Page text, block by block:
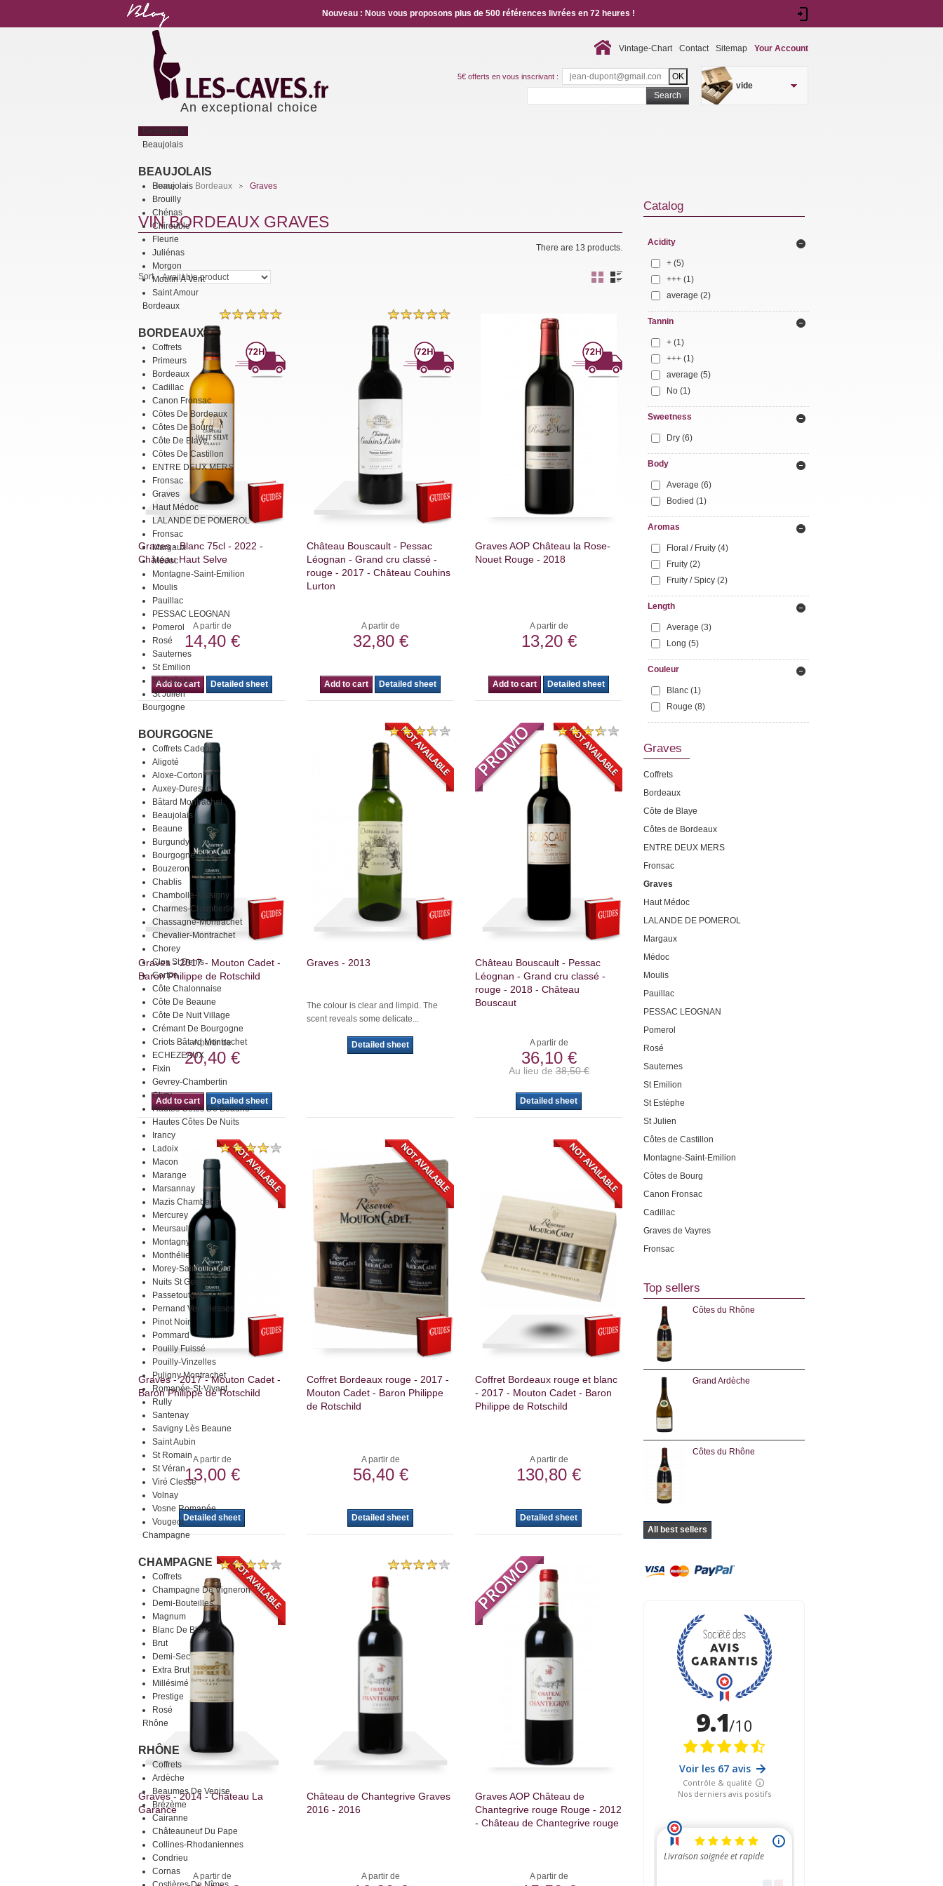
An exceptional choice
Bestsellers
Beaujolais
BEAUJOLAIS
Beaujolais
Brouilly
Chénas
Chirouble
Fleurie
Juliénas
Morgon
Moulin À Vent
Saint Amour
Bordeaux
BORDEAUX
Coffrets
Primeurs
Bordeaux
Cadillac
Canon Fronsac
Côtes De Bordeaux
Côtes De Bourg
Côte De Blaye
Côtes De Castillon
ENTRE DEUX MERS
Fronsac
Graves
Haut Médoc
LALANDE DE POMEROL
Fronsac
Margaux
Médoc
Montagne-Saint-Emilion
Moulis
Pauillac
PESSAC LEOGNAN
Pomerol
Rosé
Sauternes
St Emilion
St Estèphe
St Julien
Bourgogne
BOURGOGNE
Coffrets Cadeaux
Aligoté
Aloxe-Corton
Auxey-Duresses
Bâtard Montrachet
Beaujolais
Beaune
Burgundy
Bourgogne Rosé
Bouzeron
Chablis
Chambolle-Musigny
Charmes-Chambertin
Chassagne-Montrachet
Chevalier-Montrachet
Chorey
Clos St Denis
Corton
Côte Chalonnaise
Côte De Beaune
Côte De Nuit Village
Crémant De Bourgogne
Criots Bâtard Montrachet
ECHEZEAUX
Fixin
Gevrey-Chambertin
Givry
Hautes Côtes De Beaune
Hautes Côtes De Nuits
Irancy
Ladoix
Macon
Marange
Marsannay
Mazis Chambertin
Mercurey
Meursault
Montagny
Monthélie
Morey-Saint-Denis
Nuits St Georges
Passetoutgrain
Pernand Vergelesses
Pinot Noir
Pommard
Pouilly Fuissé
Pouilly-Vinzelles
Puligny Montrachet
Romanée-St-Vivant
Rully
Santenay
Savigny Lès Beaune
Saint Aubin
St Romain
St Véran
Viré Clessé
Volnay
Vosne Romanée
Vougeot
Champagne
CHAMPAGNE
Coffrets
Champagne De Vigneron
Demi-Bouteilles
Magnum
Blanc De Blanc
Brut
Demi-Sec
Extra Brut
Millésimé
Prestige
Rosé
Rhône
RHÔNE
Coffrets
Ardèche
Beaumes De Venise
Brézème
Cairanne
Châteauneuf Du Pape
Collines-Rhodaniennes
Condrieu
Cornas
vide
Vintage-Chart Contact Sitemap Your Account
Nouveau : Nous vous proposons plus de 500 références livrées en 72 heures !
Search
5€ offerts en vous inscrivant :
Home
Bordeaux
Graves
VIN BORDEAUX GRAVES
There are 13 products.
Sort
Graves - Blanc 75cl - 2022 -
Château Haut Selve
A partir de
14,40 €
Add to cart Detailed sheet
Château Bouscault - Pessac
Léognan - Grand cru classé -
rouge - 2017 - Château Couhins
Lurton
A partir de
32,80 €
Add to cart Detailed sheet
Graves AOP Château la Rose-
Nouet Rouge - 2018
A partir de
13,20 €
Add to cart Detailed sheet
Graves - 2017 - Mouton Cadet -
Baron Philippe de Rotschild
A partir de
20,40 €
Add to cart Detailed sheet
Graves - 2013
The colour is clear and limpid. The
scent reveals some delicate...
Detailed sheet
Château Bouscault - Pessac
Léognan - Grand cru classé -
rouge - 2018 - Château
Bouscaut
A partir de
36,10 €
Au lieu de38,50 €
Detailed sheet
Graves - 2017 - Mouton Cadet -
Baron Philippe de Rotschild
A partir de
13,00 €
Detailed sheet
Coffret Bordeaux rouge - 2017 -
Mouton Cadet - Baron Philippe
de Rotschild
A partir de
56,40 €
Detailed sheet
Coffret Bordeaux rouge et blanc
- 2017 - Mouton Cadet - Baron
Philippe de Rotschild
A partir de
130,80 €
Detailed sheet
Graves - 2014 - Château La
Garance
A partir de
Château de Chantegrive Graves
2016 - 2016
A partir de
Graves AOP Château de
Chantegrive rouge Rouge - 2012
- Château de Chantegrive rouge
A partir de
Catalog
Acidity
+ (5)
+++ (1)
average (2)
Tannin
+ (1)
+++ (1)
average (5)
No (1)
Sweetness
Dry (6)
Body
Average (6)
Bodied (1)
Aromas
Floral / Fruity (4)
Fruity (2)
Fruity / Spicy (2)
Length
Average (3)
Long (5)
Couleur
Blanc (1)
Rouge (8)
Graves
Coffrets
Bordeaux
Côte de Blaye
Côtes de Bordeaux
ENTRE DEUX MERS
Fronsac
Graves
Haut Médoc
LALANDE DE POMEROL
Margaux
Médoc
Moulis
Pauillac
PESSAC LEOGNAN
Pomerol
Rosé
Sauternes
St Emilion
St Estèphe
St Julien
Côtes de Castillon
Montagne-Saint-Emilion
Côtes de Bourg
Canon Fronsac
Cadillac
Graves de Vayres
Fronsac
Top sellers
Côtes du Rhône
Grand Ardèche
Côtes du Rhône
All best sellers